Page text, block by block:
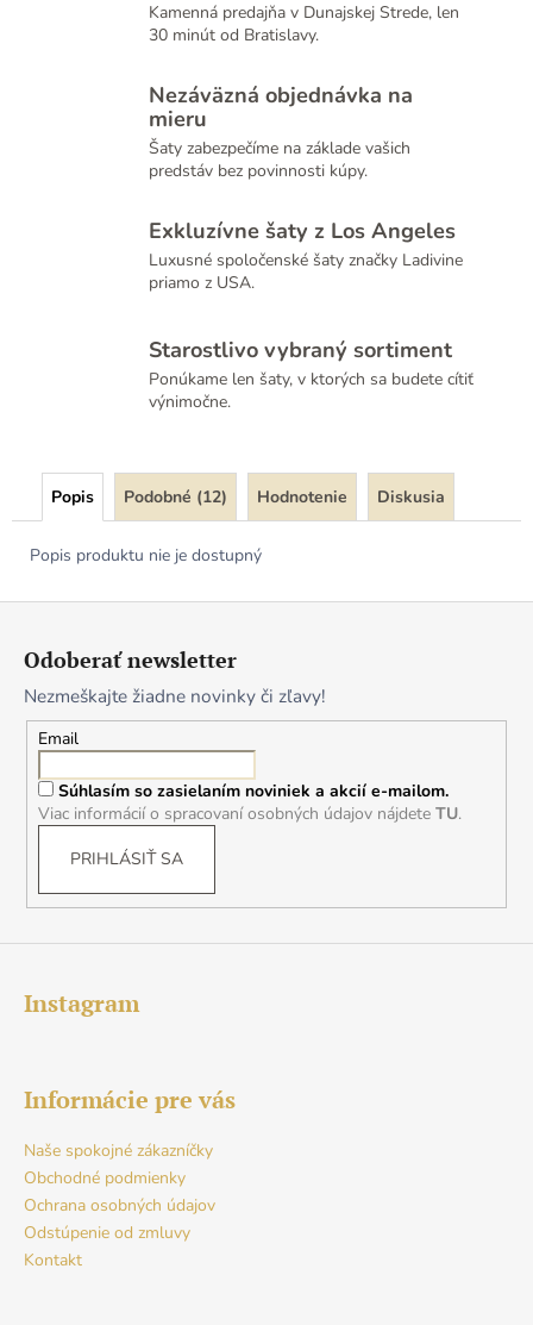
Kamenná predajňa v Dunajskej Strede, len
30 minút od Bratislavy.
Nezáväzná objednávka na
mieru
Šaty zabezpečíme na základe vašich
predstáv bez povinnosti kúpy.
Exkluzívne šaty z Los Angeles
Luxusné spoločenské šaty značky Ladivine
priamo z USA.
Starostlivo vybraný sortiment
Ponúkame len šaty, v ktorých sa budete cítiť
výnimočne.
Popis Podobné (12) Hodnotenie Diskusia
Popis produktu nie je dostupný
Odoberať newsletter
Nezmeškajte žiadne novinky či zľavy!
Email
Súhlasím so zasielaním noviniek a akcií e-mailom.
Viac informácií o spracovaní osobných údajov nájdete TU.
PRIHLÁSIŤ SA
Instagram
Informácie pre vás
Naše spokojné zákazníčky
Obchodné podmienky
Ochrana osobných údajov
Odstúpenie od zmluvy
Kontakt